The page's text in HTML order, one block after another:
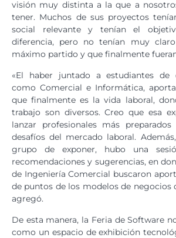
visión muy distinta a la que a
tener. Muchos de sus proyectos
social relevante y tenían el
diferencia, pero no tenían muy
máximo partido y que finalmente
«El haber juntado a estudiantes de
como Comercial e Informática,
que finalmente es la vida laboral,
trabajo son diversos. Creo que esa
lanzar profesionales más
desafíos del mercado laboral.
grupo de exponer, hubo una
recomendaciones y sugerencias, en
de Ingeniería Comercial buscaron
de puntos de los modelos de negocios
agregó.
De esta manera, la Feria de Software
como un espacio de exhibición